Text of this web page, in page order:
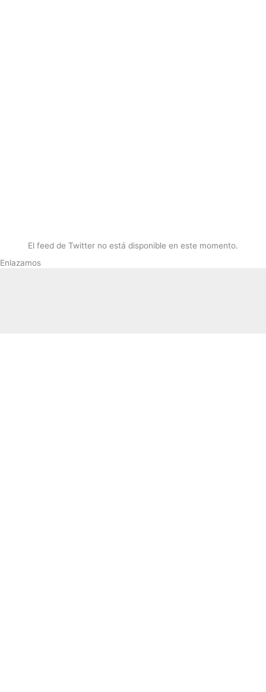
El feed de Twitter no está disponible en este momento.
Enlazamos